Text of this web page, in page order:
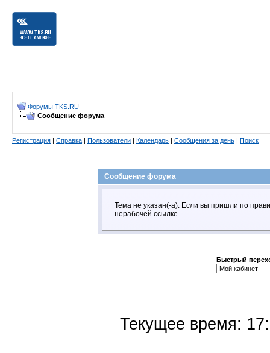
Форумы TKS.RU
Сообщение форума
Регистрация | Справка | Пользователи | Календарь | Сообщения за день | Поиск
Сообщение форума
Тема не указан(-а). Если вы пришли по
нерабочей ссылке.
Быстрый
Текущее время: